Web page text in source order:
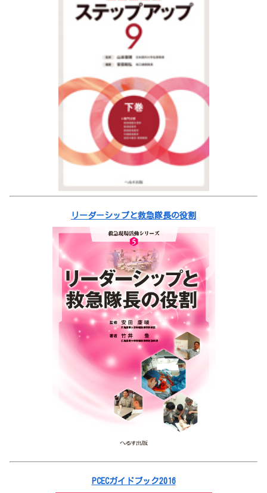
リーダーシップと救急隊長の役割
PCECガイドブック2016